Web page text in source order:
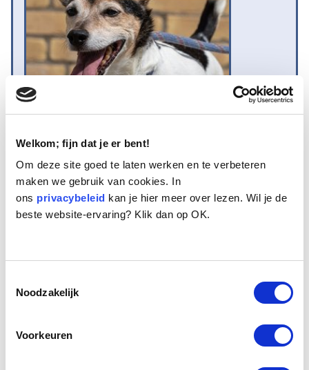
Welkom; fijn dat je er bent!
Om deze site goed te laten werken en te verbeteren
maken we gebruik van cookies. In
ons privacybeleid kan je hier meer over lezen. Wil je de
beste website-ervaring? Klik dan op OK.
Noodzakelijk
Voorkeuren
Naam: Lucca
Leeftijd: 13
Ras/type: Jack Russel
Hoeveel dagen te gast geweest: 23 dagen
Lucca de Jack Russel is een 13 jaar oud hondje. Hij is in het